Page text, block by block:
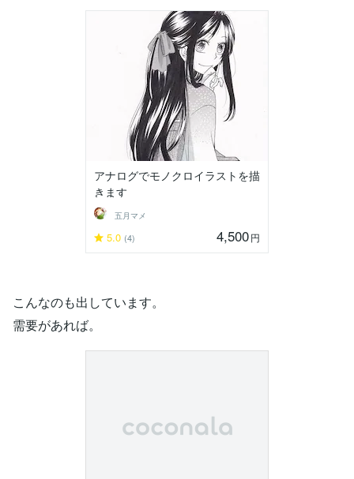
アナログでモノクロイラストを描
きます
五月マメ
5.0 (4) 4,500円
こんなのも出しています。
需要があれば。